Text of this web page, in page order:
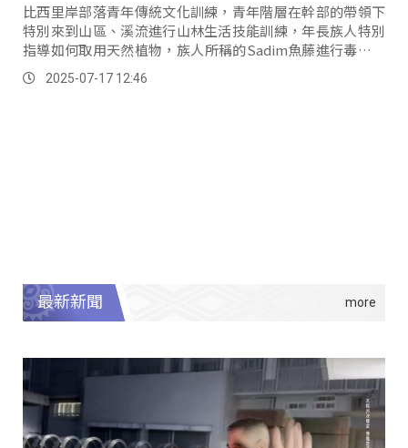
比西里岸部落青年傳統文化訓練，青年階層在幹部的帶領下
特別來到山區、溪流進行山林生活技能訓練，年長族人特別
指導如何取用天然植物，族人所稱的Sadim魚藤進行毒魚、
蝦。2025-07-17 12:46
最新新聞